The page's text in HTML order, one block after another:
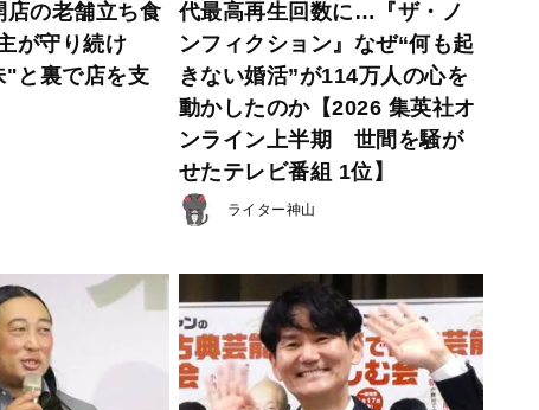
店の老舗立ち食
が守り続け
"と裏で店を支
代最高再生回数に…『ザ・ノ
ンフィクション』なぜ“何も起
きない婚活”が114万人の心を
動かしたのか【2026 集英社オ
ンライン上半期 世間を騒が
せたテレビ番組 1位】
ライター神山